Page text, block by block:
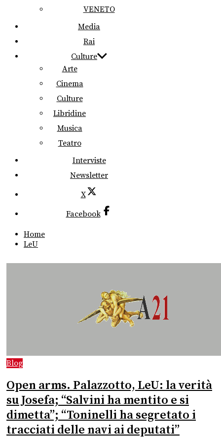
VENETO
Media
Rai
Culture
Arte
Cinema
Culture
Libridine
Musica
Teatro
Interviste
Newsletter
X
Facebook
Home
LeU
Blog
Open arms. Palazzotto, LeU: la verità
su Josefa; “Salvini ha mentito e si
dimetta”; “Toninelli ha segretato i
tracciati delle navi ai deputati”